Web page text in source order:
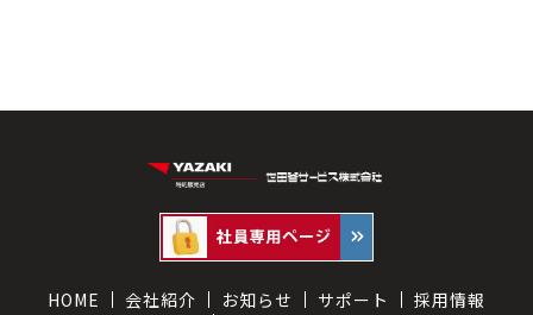
HOME 会社紹介 お知らせ サポート
採用情報